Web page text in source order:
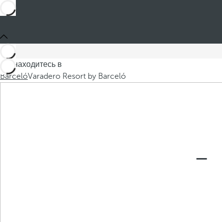
Вы находитесь в
BarcelóVaradero Resort by Barceló